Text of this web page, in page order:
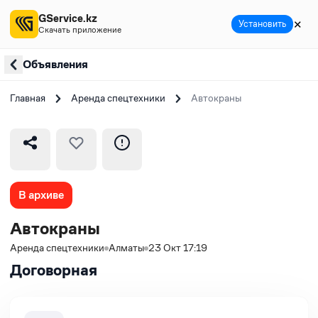
Объявления
Главная Аренда спецтехники Автокраны
В архиве
Автокраны
Аренда спецтехники Алматы 23 Окт 17:19
Договорная
GService.kz
Скачать приложение Установить ✕